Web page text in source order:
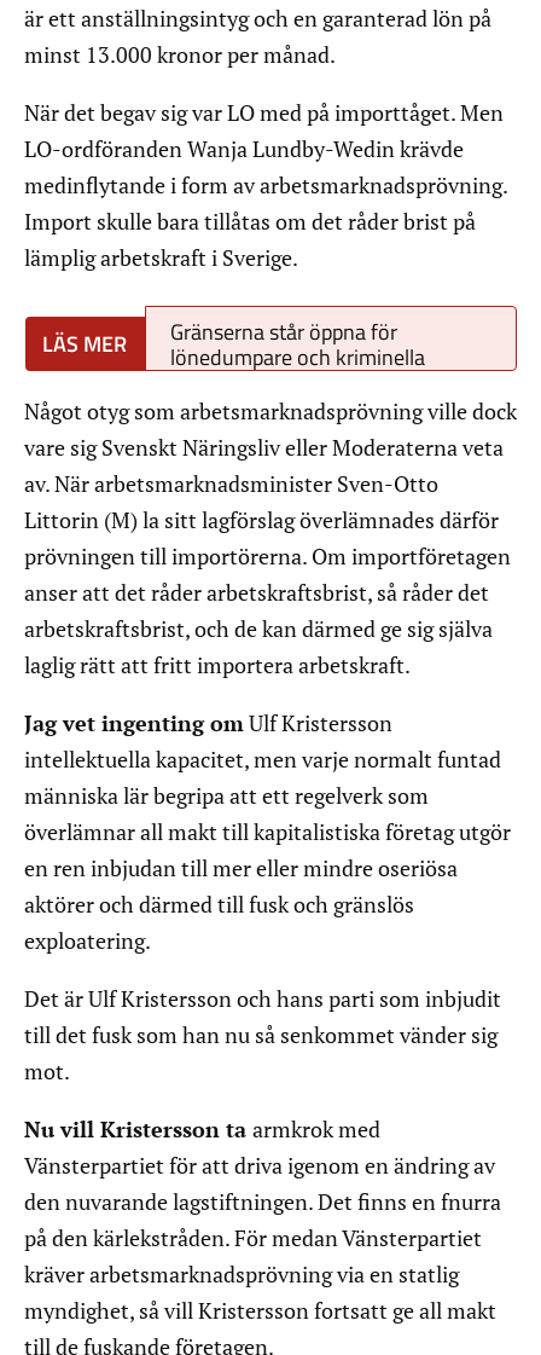
är ett anställningsintyg och en garanterad lön på
minst 13.000 kronor per månad.
När det begav sig var LO med på importtåget. Men
LO-ordföranden Wanja Lundby-Wedin krävde
medinflytande i form av arbetsmarknadsprövning.
Import skulle bara tillåtas om det råder brist på
lämplig arbetskraft i Sverige.
Gränserna står öppna för
lönedumpare och kriminella
Något otyg som arbetsmarknadsprövning ville dock
vare sig Svenskt Näringsliv eller Moderaterna veta
av. När arbetsmarknadsminister Sven-Otto
Littorin (M) la sitt lagförslag överlämnades därför
prövningen till importörerna. Om importföretagen
anser att det råder arbetskraftsbrist, så råder det
arbetskraftsbrist, och de kan därmed ge sig själva
laglig rätt att fritt importera arbetskraft.
Jag vet ingenting omUlf Kristersson
intellektuella kapacitet, men varje normalt funtad
människa lär begripa att ett regelverk som
överlämnar all makt till kapitalistiska företag utgör
en ren inbjudan till mer eller mindre oseriösa
aktörer och därmed till fusk och gränslös
exploatering.
Det är Ulf Kristersson och hans parti som inbjudit
till det fusk som han nu så senkommet vänder sig
mot.
Nu vill Kristersson ta armkrok med
Vänsterpartiet för att driva igenom en ändring av
den nuvarande lagstiftningen. Det finns en fnurra
på den kärlekstråden. För medan Vänsterpartiet
kräver arbetsmarknadsprövning via en statlig
myndighet, så vill Kristersson fortsatt ge all makt
till de fuskande företagen.